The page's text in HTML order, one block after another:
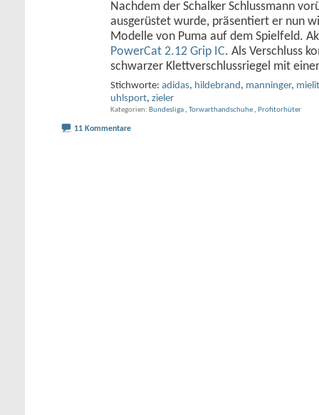
Nachdem der Schalker Schlussmann
ausgerüstet wurde, präsentiert er nun
Modelle von Puma auf dem Spielfeld.
PowerCat 2.12 Grip IC. Als Verschluss
schwarzer Klettverschlussriegel mit
Stichworte: adidas, hildebrand, manninger,
uhlsport, zieler
Kategorien Bundesliga , Torwarthandschuhe , Profitorhüter
11 Kommentare